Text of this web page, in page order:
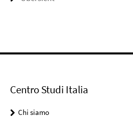
Centro Studi Italia
Chi siamo